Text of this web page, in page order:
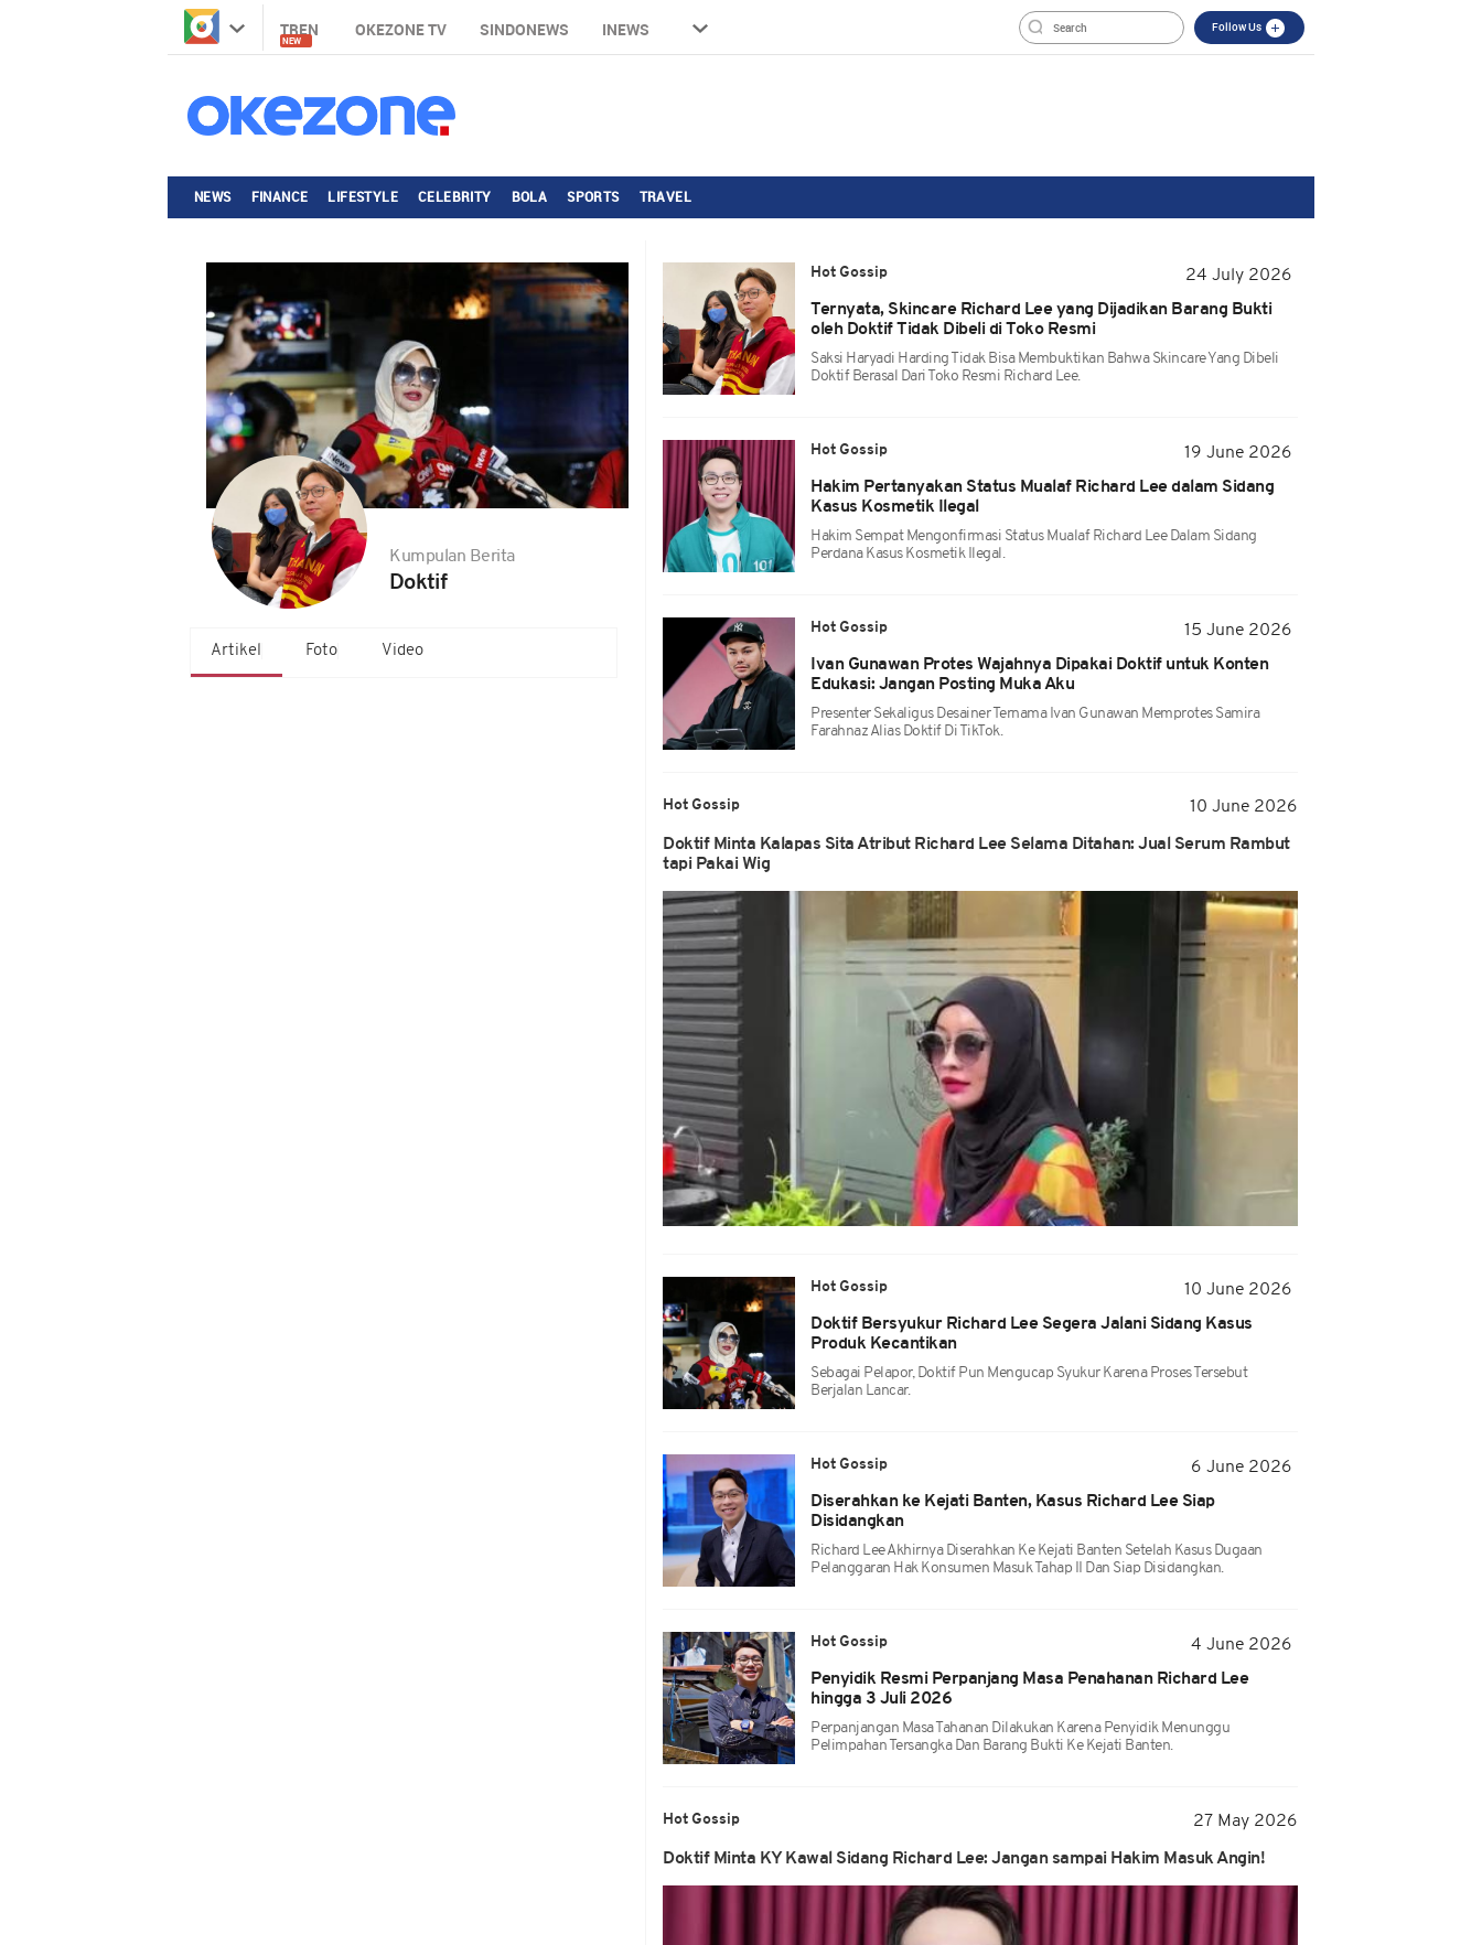
TREN
NEW
OKEZONE TV SINDONEWS INEWS Follow Us
NEWS FINANCE LIFESTYLE CELEBRITY BOLA SPORTS TRAVEL
Kumpulan Berita
Doktif
Artikel Foto Video
Hot Gossip
24 July 2026
Ternyata, Skincare Richard Lee yang Dijadikan Barang Bukti
oleh Doktif Tidak Dibeli di Toko Resmi
Saksi Haryadi Harding Tidak Bisa Membuktikan Bahwa Skincare Yang Dibeli
Doktif Berasal Dari Toko Resmi Richard Lee.
Hot Gossip
19 June 2026
Hakim Pertanyakan Status Mualaf Richard Lee dalam Sidang
Kasus Kosmetik Ilegal
Hakim Sempat Mengonfirmasi Status Mualaf Richard Lee Dalam Sidang
Perdana Kasus Kosmetik Ilegal.
Hot Gossip
15 June 2026
Ivan Gunawan Protes Wajahnya Dipakai Doktif untuk Konten
Edukasi: Jangan Posting Muka Aku
Presenter Sekaligus Desainer Ternama Ivan Gunawan Memprotes Samira
Farahnaz Alias Doktif Di TikTok.
Hot Gossip 10 June 2026
Doktif Minta Kalapas Sita Atribut Richard Lee Selama Ditahan: Jual Serum Rambut
tapi Pakai Wig
Hot Gossip
10 June 2026
Doktif Bersyukur Richard Lee Segera Jalani Sidang Kasus
Produk Kecantikan
Sebagai Pelapor, Doktif Pun Mengucap Syukur Karena Proses Tersebut
Berjalan Lancar.
Hot Gossip
6 June 2026
Diserahkan ke Kejati Banten, Kasus Richard Lee Siap
Disidangkan
Richard Lee Akhirnya Diserahkan Ke Kejati Banten Setelah Kasus Dugaan
Pelanggaran Hak Konsumen Masuk Tahap II Dan Siap Disidangkan.
Hot Gossip
4 June 2026
Penyidik Resmi Perpanjang Masa Penahanan Richard Lee
hingga 3 Juli 2026
Perpanjangan Masa Tahanan Dilakukan Karena Penyidik Menunggu
Pelimpahan Tersangka Dan Barang Bukti Ke Kejati Banten.
Hot Gossip 27 May 2026
Doktif Minta KY Kawal Sidang Richard Lee: Jangan sampai Hakim Masuk Angin!